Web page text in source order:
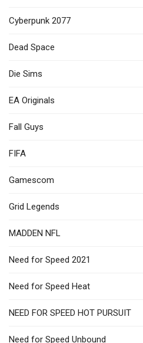
Cyberpunk 2077
Dead Space
Die Sims
EA Originals
Fall Guys
FIFA
Gamescom
Grid Legends
MADDEN NFL
Need for Speed 2021
Need for Speed Heat
NEED FOR SPEED HOT PURSUIT
Need for Speed Unbound